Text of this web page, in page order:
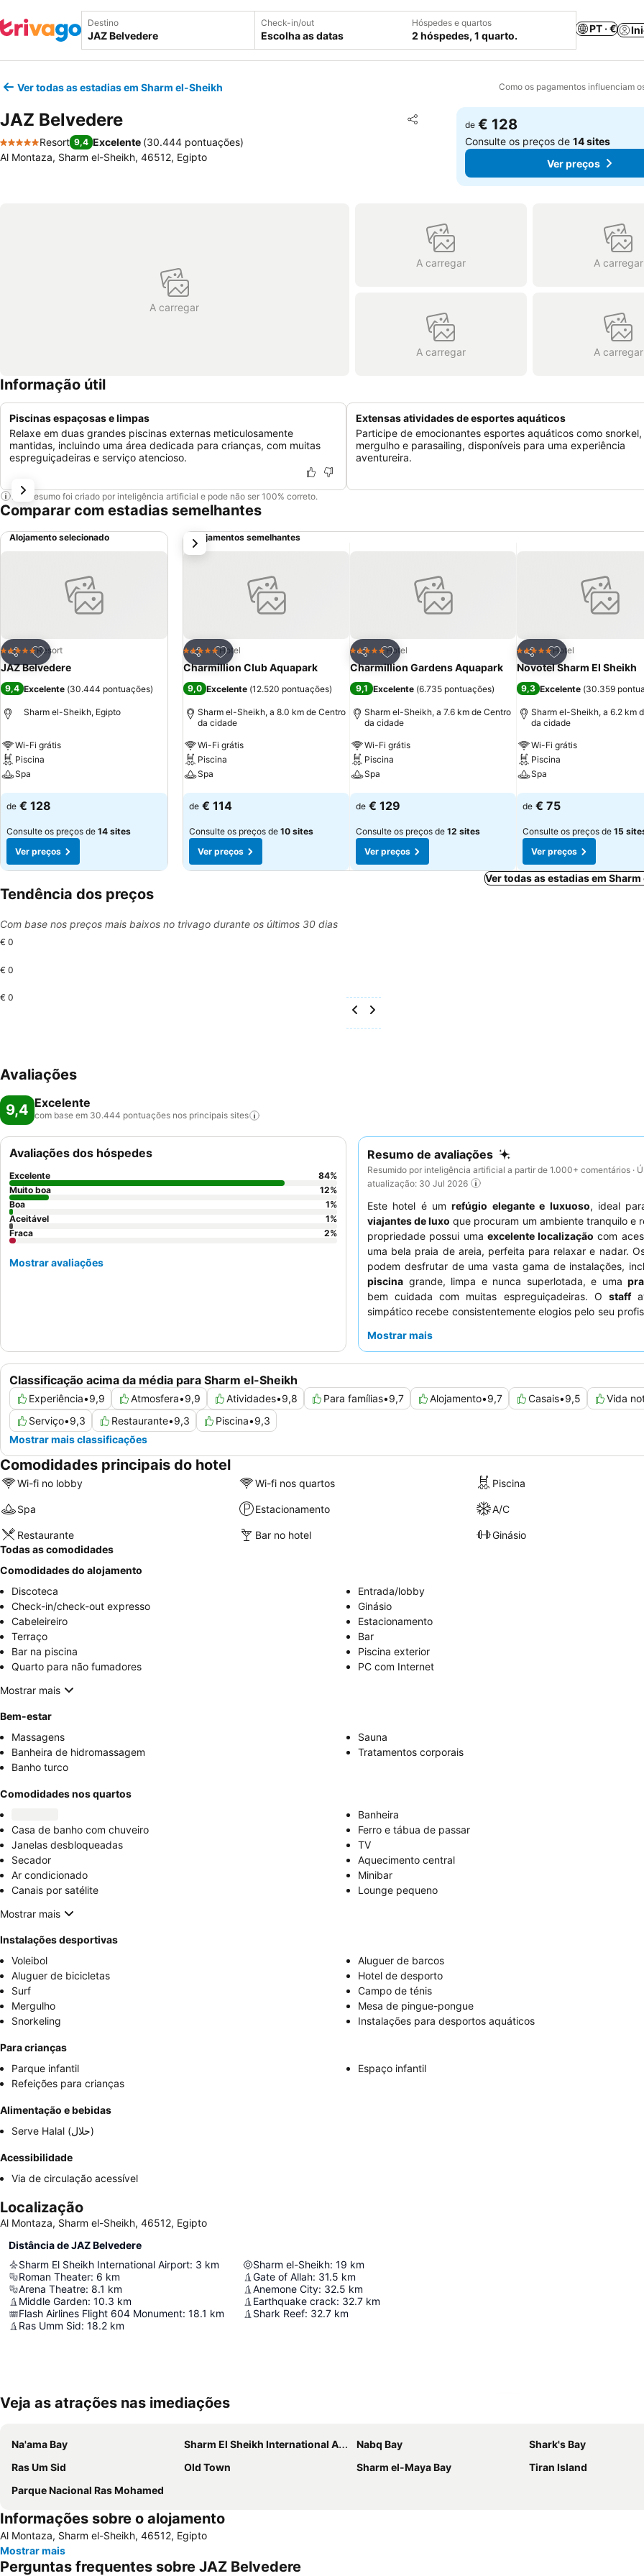
Destino Check-in/out
Escolha as datas
Hóspedes e quartos
2 hóspedes, 1 quarto.
PT · €
Ver todas as estadias em Sharm el-Sheikh Como os pagamentos influenciam
JAZ Belvedere Partilhar
Adicionar aos favoritos
5 Estrelas
Resort 9,4 Excelente (30.444 pontuações)
Al Montaza, Sharm el-Sheikh, 46512, Egipto
de € 128
Consulte os preços de14 sites
Ver preços
A carregar
A carregar A carregar
A carregar A carregar
Informação útil
Piscinas espaçosas e limpas
Relaxe em duas grandes piscinas externas meticulosamente
mantidas, incluindo uma área dedicada para crianças, com muitas
espreguiçadeiras e serviço atencioso.
Extensas atividades de esportes aquáticos
Participe de emocionantes esportes aquáticos como
mergulho e parasailing, disponíveis para uma experiência
aventureira.
Este resumo foi criado por inteligência artificial e pode não ser 100% correto.
Comparar com estadias semelhantes
Alojamento selecionado
Partilhar
Adicionar aos favoritos
5 EstrelasResort
JAZ Belvedere
9,4 Excelente (30.444 pontuações)
Sharm el-Sheikh, Egipto
Wi-Fi grátis
Piscina
Spa
Ver preços
de € 128
Consulte os preços de 14 sites
Ver preços
Alojamentos semelhantes
Partilhar
Adicionar aos favoritos
5 EstrelasHotel
Charmillion Club Aquapark
9,0 Excelente (12.520 pontuações)
Sharm el-Sheikh, a 8.0 km de Centro
da cidade
Wi-Fi grátis
Piscina
Spa
Ver preços
de € 114
Consulte os preços de 10 sites
Ver preços
Partilhar
Adicionar aos favoritos
5 EstrelasHotel
Charmillion Gardens Aquapark
9,1 Excelente (6.735 pontuações)
Sharm el-Sheikh, a 7.6 km de Centro
da cidade
Wi-Fi grátis
Piscina
Spa
Ver preços
de € 129
Consulte os preços de 12 sites
Ver preços
Partilhar
Adicionar aos
5 EstrelasHotel
Novotel Sharm El Sheikh
9,3 Excelente (30.359
Sharm el-Sheikh, a 6.2 km
da cidade
Wi-Fi grátis
Piscina
Spa
Ver preços
de € 75
Consulte os preços de 15
Ver preços
próximo
Ver todas as estadias em
Tendência dos preços
Com base nos preços mais baixos no trivago durante os últimos 30 dias
€ 0
€ 0
€ 0
Avaliações
9,4 Excelente
com base em 30.444 pontuações nos principais sites
Resumo de avaliações
Resumido por inteligência artificial a partir de 1.000+ comentários ·
atualização: 30 Jul 2026
Este hotel é umrefúgio elegante e luxuoso, ideal
viajantes de luxo que procuram um ambiente tranquilo e
propriedade possui uma excelente localização com
uma bela praia de areia, perfeita para relaxar e nadar.
podem desfrutar de uma vasta gama de instalações,
piscina grande, limpa e nunca superlotada, e uma
bem cuidada com muitas espreguiçadeiras. O staff
simpático recebe consistentemente elogios pelo seu
calorosa receção e serviço eficiente. Para uma
Mostrar mais
Classificação acima da média para Sharm el-Sheikh
Experiência•9,9 Atmosfera•9,9 Atividades•9,8 Para famílias•9,7 Alojamento•9,7 Casais•9,5 Vida
Serviço•9,3 Restaurante•9,3 Piscina•9,3
Mostrar mais classificações
Avaliações dos hóspedes
Excelente 84%
Muito boa
12%
Boa
1%
Aceitável
1%
Fraca
2%
Mostrar avaliações
Comodidades principais do hotel
Wi-fi no lobby Wi-fi nos quartos Piscina
Spa Estacionamento A/C
Restaurante Bar no hotel
Ginásio
Todas as comodidades
Comodidades do alojamento
Discoteca
Entrada/lobby
Check-in/check-out expresso
Ginásio
Cabeleireiro
Estacionamento
Terraço
Bar
Bar na piscina
Piscina exterior
Quarto para não fumadores
PC com Internet
Mostrar mais
Bem-estar
Massagens
Sauna
Banheira de hidromassagem
Tratamentos corporais
Banho turco
Comodidades nos quartos
Banheira
Casa de banho com chuveiro
Ferro e tábua de passar
Janelas desbloqueadas
TV
Secador
Aquecimento central
Ar condicionado
Minibar
Canais por satélite
Lounge pequeno
Mostrar mais
Instalações desportivas
Voleibol
Aluguer de barcos
Aluguer de bicicletas
Hotel de desporto
Surf
Campo de ténis
Mergulho
Mesa de pingue-pongue
Snorkeling
Instalações para desportos aquáticos
Para crianças
Parque infantil
Espaço infantil
Refeições para crianças
Alimentação e bebidas
Serve Halal (حلال)
Acessibilidade
Via de circulação acessível
Localização
Al Montaza, Sharm el-Sheikh, 46512, Egipto
Distância de JAZ Belvedere
Sharm El Sheikh International Airport: 3 km
Roman Theater: 6 km
Arena Theatre: 8.1 km
Middle Garden: 10.3 km
Flash Airlines Flight 604 Monument: 18.1 km
Ras Umm Sid: 18.2 km
Sharm el-Sheikh: 19 km
Gate of Allah: 31.5 km
Anemone City: 32.5 km
Earthquake crack: 32.7 km
Shark Reef: 32.7 km
Veja as atrações nas imediações
Na'ama Bay Sharm El Sheikh International Airport Nabq Bay
Shark's Bay
Ras Um Sid
Old Town Sharm el-Maya Bay
Tiran Island
Parque Nacional Ras Mohamed
Informações sobre o alojamento
Al Montaza, Sharm el-Sheikh, 46512, Egipto
Mostrar mais
Perguntas frequentes sobre JAZ Belvedere